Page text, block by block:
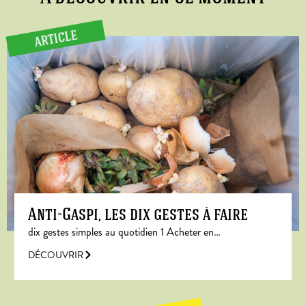
ARTICLE
Anti-Gaspi, les dix gestes à faire
dix gestes simples au quotidien 1 Acheter en…
DÉCOUVRIR